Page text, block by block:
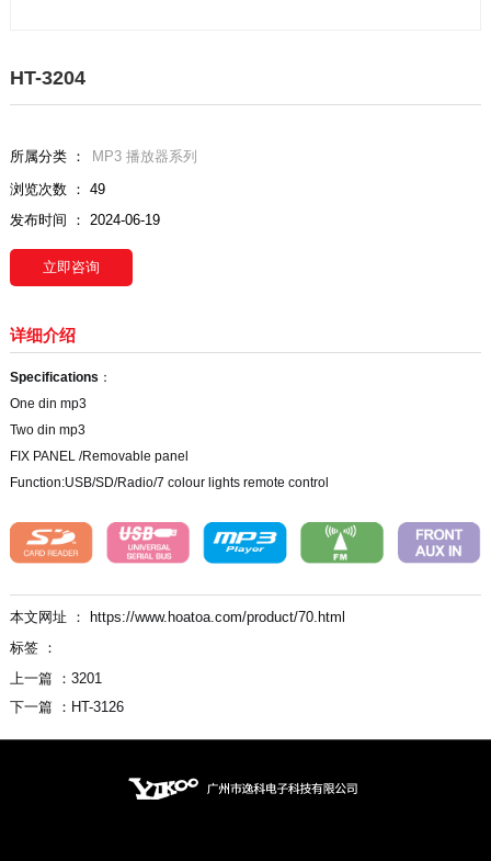
HT-3204
所属分类 ：
MP3 播放器系列
浏览次数 ： 49
发布时间 ： 2024-06-19
立即咨询
详细介绍
Specifications ：
One din mp3
Two din mp3
FIX PANEL /Removable panel
Function:USB/SD/Radio/7 colour lights remote control
本文网址 ： https://www.hoatoa.com/product/70.html
标签 ：
上一篇 ： 3201
下一篇 ： HT-3126